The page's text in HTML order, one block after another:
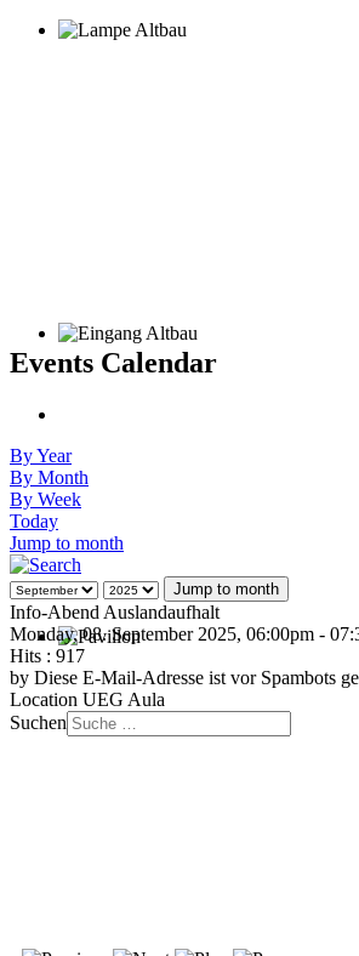
Events Calendar
By Year
By Month
By Week
Today
Jump to month
Jump to month
Info-Abend Auslandaufhalt
Monday, 08. September 2025, 06:00pm -
Hits : 917
by Diese E-Mail-Adresse ist vor Spambots
Location UEG Aula
Suchen